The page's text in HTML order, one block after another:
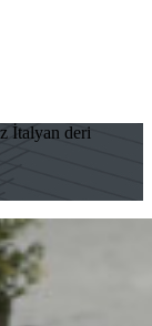
İtalyan deri